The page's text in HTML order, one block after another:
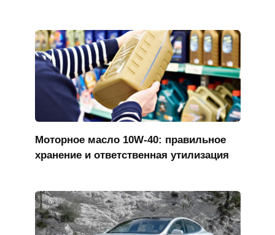
Моторное масло 10W-40: правильное
хранение и ответственная утилизация